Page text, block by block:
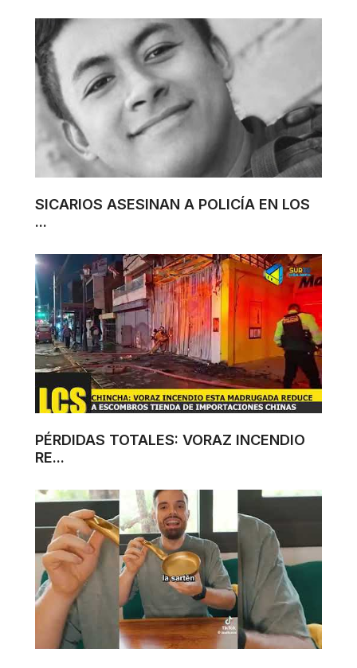
SICARIOS ASESINAN A POLICÍA EN LOS
...
PÉRDIDAS TOTALES: VORAZ INCENDIO
RE...